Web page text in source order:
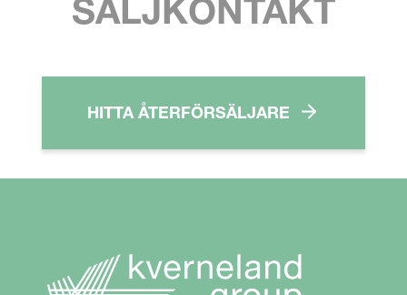
SÄLJKONTAKT
HITTA ÅTERFÖRSÄLJARE